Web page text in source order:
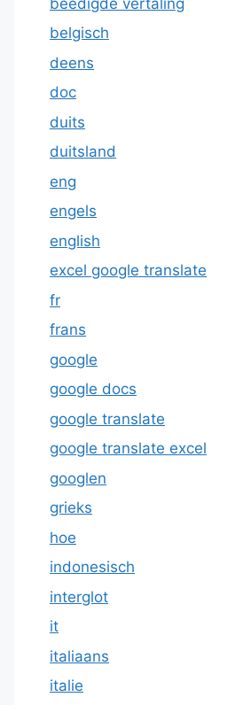
belgisch
deens
doc
duits
duitsland
eng
engels
english
excel google translate
fr
frans
google
google docs
google translate
google translate excel
googlen
grieks
hoe
indonesisch
interglot
it
italiaans
italie